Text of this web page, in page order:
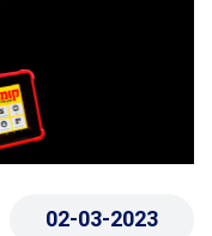
02-03-2023